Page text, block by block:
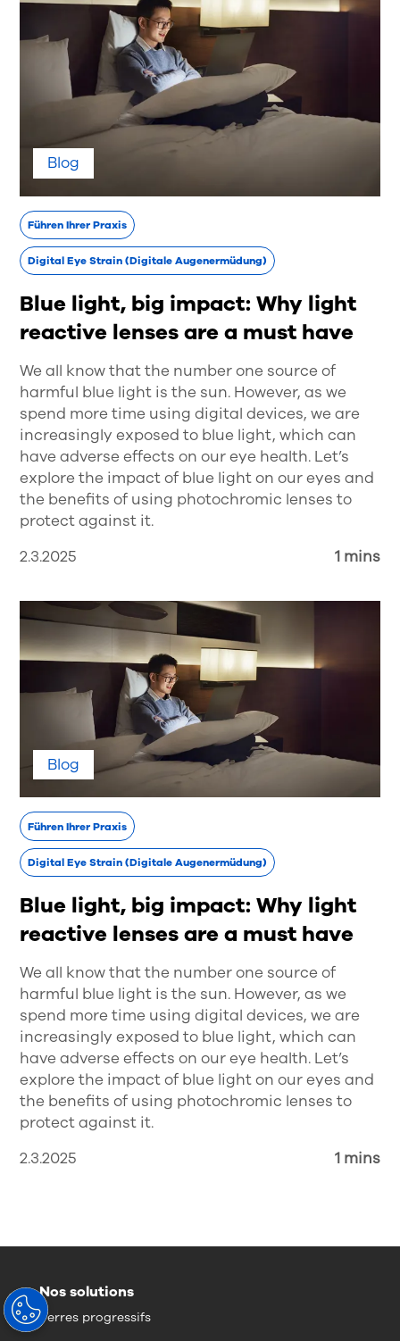
Blog
Führen Ihrer Praxis
Digital Eye Strain (Digitale Augenermüdung)
Blue light, big impact: Why light
reactive lenses are a must have
We all know that the number one source of
harmful blue light is the sun. However, as we
spend more time using digital devices, we are
increasingly exposed to blue light, which can
have adverse effects on our eye health. Let’s
explore the impact of blue light on our eyes and
the benefits of using photochromic lenses to
protect against it.
2.3.2025
1 mins
Blog
Führen Ihrer Praxis
Digital Eye Strain (Digitale Augenermüdung)
Blue light, big impact: Why light
reactive lenses are a must have
We all know that the number one source of
harmful blue light is the sun. However, as we
spend more time using digital devices, we are
increasingly exposed to blue light, which can
have adverse effects on our eye health. Let’s
explore the impact of blue light on our eyes and
the benefits of using photochromic lenses to
protect against it.
2.3.2025
1 mins
Nos solutions
Verres progressifs